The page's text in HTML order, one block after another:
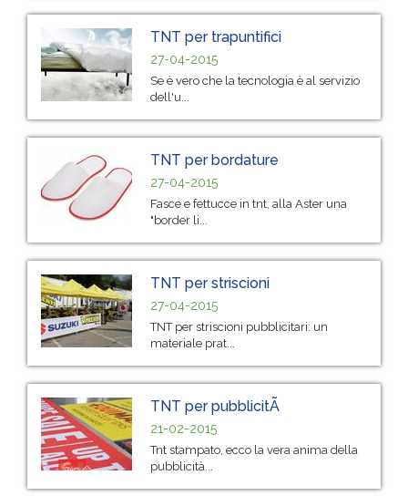
TNT per trapuntifici
27-04-2015
Se è vero che la tecnologia è al servizio
dell'u...
TNT per bordature
27-04-2015
Fasce e fettucce in tnt, alla Aster una
"border li...
TNT per striscioni
27-04-2015
TNT per striscioni pubblicitari: un
materiale prat...
TNT per pubblicitÃ
21-02-2015
Tnt stampato, ecco la vera anima della
pubblicità...